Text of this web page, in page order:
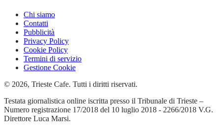
Chi siamo
Contatti
Pubblicità
Privacy Policy
Cookie Policy
Termini di servizio
Gestione Cookie
© 2026, Trieste Cafe. Tutti i diritti riservati.
Testata giornalistica online iscritta presso il Tribunale di Trieste –
Numero registrazione 17/2018 del 10 luglio 2018 - 2266/2018 V.G.
Direttore Luca Marsi.